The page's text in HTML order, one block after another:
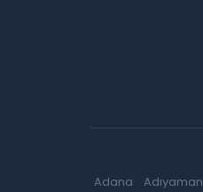
Adana Adıyaman